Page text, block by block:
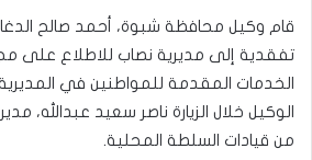
قام وكيل محافظة شبوة، أحمد صالح
تفقدية إلى مديرية نصاب للاطلاع على
الخدمات المقدمة للمواطنين في
الوكيل خلال الزيارة ناصر سعيد عبدالله،
من قيادات السلطة المحلية.